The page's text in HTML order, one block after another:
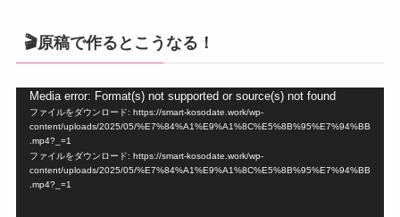
🎬原稿で作るとこうなる！
Media error: Format(s) not supported or source(s) not found
ファイルをダウンロード: https://smart-kosodate.work/wp-
content/uploads/2025/05/%E7%84%A1%E9%A1%8C%E5%8B%95%E7%94%BB
.mp4?_=1
ファイルをダウンロード: https://smart-kosodate.work/wp-
content/uploads/2025/05/%E7%84%A1%E9%A1%8C%E5%8B%95%E7%94%BB
.mp4?_=1